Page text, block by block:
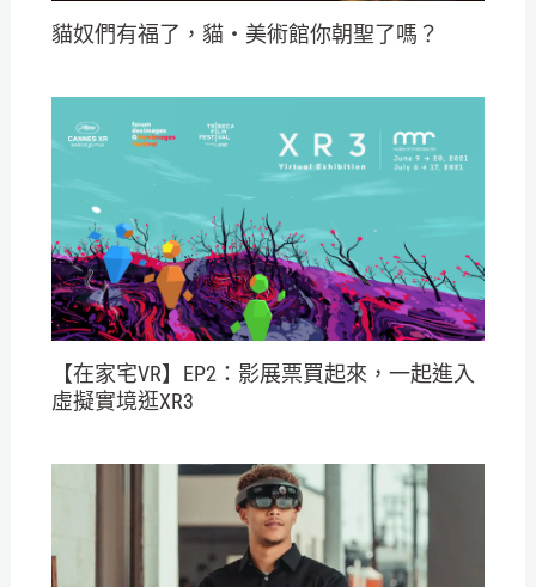
貓奴們有福了，貓・美術館你朝聖了嗎？
【在家宅VR】EP2：影展票買起來，一起進入
虛擬實境逛XR3